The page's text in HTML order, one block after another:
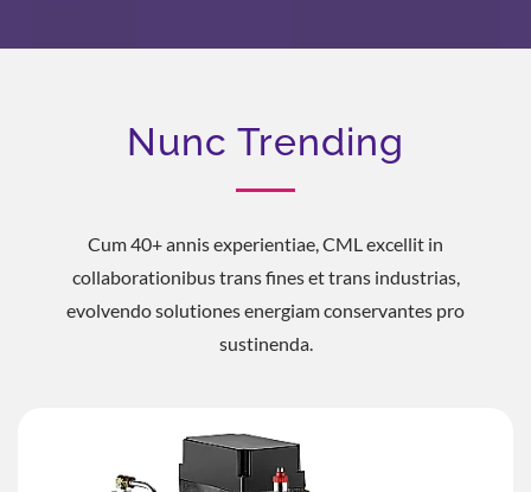
Nunc Trending
Cum 40+ annis experientiae, CML excellit in
collaborationibus trans fines et trans industrias,
evolvendo solutiones energiam conservantes pro
sustinenda.